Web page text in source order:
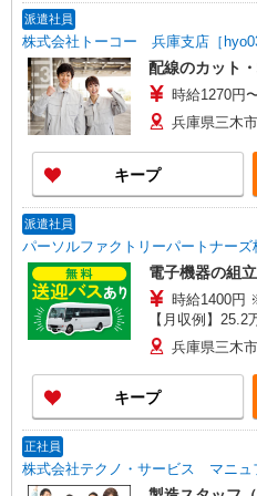
派遣社員
株式会社トーコー 兵庫支店［
配線のカット
時給1270円
兵庫県三木
キープ
派遣社員
パーソルファクトリーパートナーズ
電子機器の組
時給1400円
【月収例】25.2
兵庫県三木市
キープ
正社員
株式会社テクノ・サービス マニュ